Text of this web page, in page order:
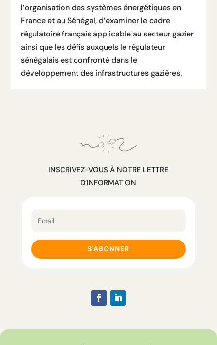
l’organisation des systèmes énergétiques en
France et au Sénégal, d’examiner le cadre
régulatoire français applicable au secteur gazier
ainsi que les défis auxquels le régulateur
sénégalais est confronté dans le
développement des infrastructures gazières.
INSCRIVEZ-VOUS À NOTRE LETTRE
D’INFORMATION
S'ABONNER